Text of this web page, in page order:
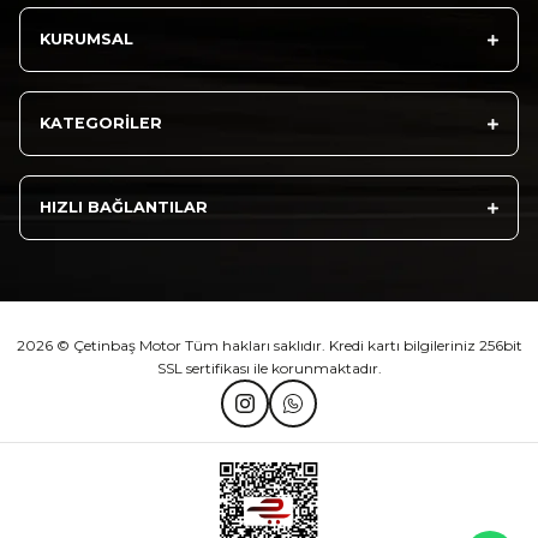
Athena Ön Amortisör Yağ Keçesi Çift Yaylı NOK Kayaba Showa
₺ 1.600,00
Mondial Turismo 50 Kaporta Seti Sarı
₺ 7.060,00
KURUMSAL
KATEGORİLER
HIZLI BAĞLANTILAR
2026 © Çetinbaş Motor Tüm hakları saklıdır. Kredi kartı bilgileriniz 256bit
SSL sertifikası ile korunmaktadır.